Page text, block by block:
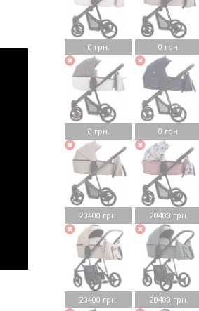
0 грн. 0 грн.
0 грн. 0 грн.
20400 грн. 20400 грн.
20400 грн. 20400 грн.